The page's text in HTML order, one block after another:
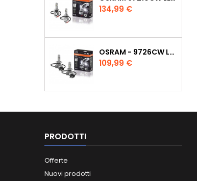
Prezzo
134,99 €
OSRAM - 9726CW LEDRIVING KIT COPPIA LAMPADE LED H4 LUCE BIANCA
Prezzo
109,99 €
PRODOTTI
Offerte
Nuovi prodotti